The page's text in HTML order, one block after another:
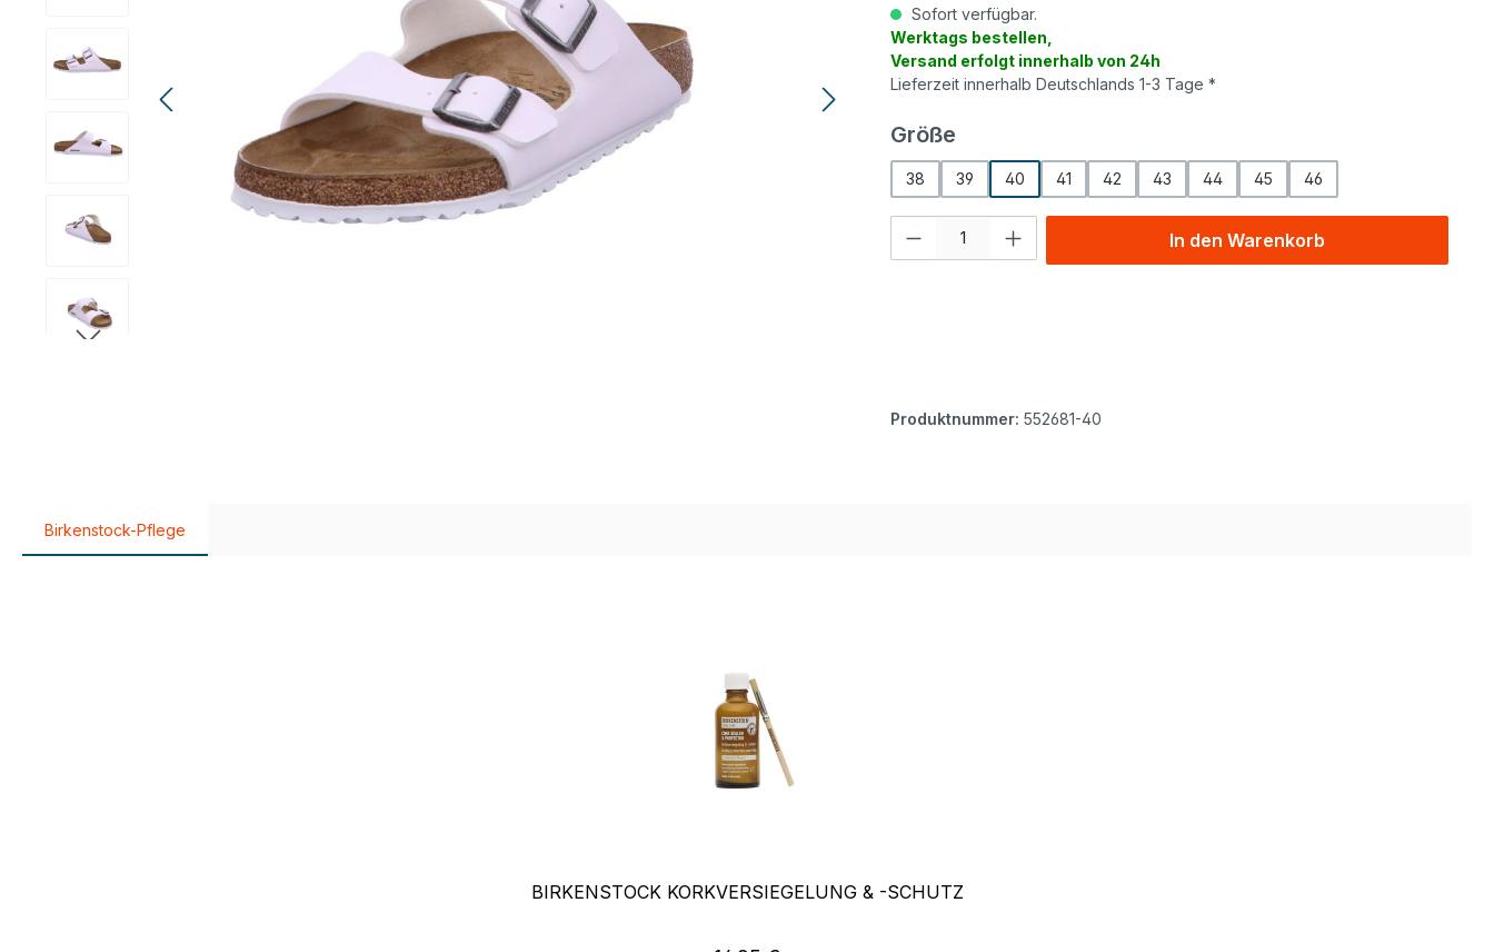
Sofort verfügbar.
Werktags bestellen,
Versand erfolgt innerhalb von 24h
Lieferzeit innerhalb Deutschlands 1-3 Tage *
Größeauswählen
38 39 40 41 42 43 44 45 46
Produkt Anzahl: Gib den gewünschten Wert ein oder benutze die Schaltflächen
In den Warenkorb
Produktnummer: 552681-40
Birkenstock-Pflege
BIRKENSTOCK KORKVERSIEGELUNG & -SCHUTZ